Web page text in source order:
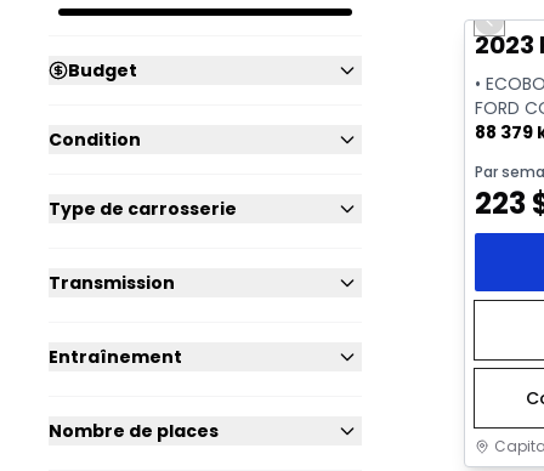
Budget
Condition
Type de carrosserie
Transmission
Entraînement
Nombre de places
2023
•
FORD
88 379
Par
223